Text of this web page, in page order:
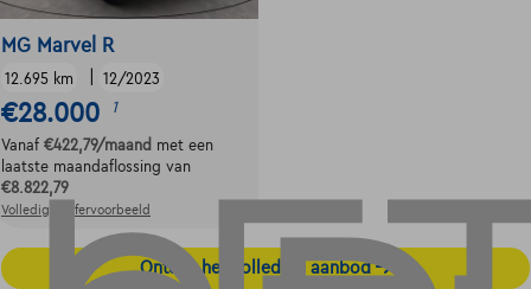
MG Marvel R
12.695 km 12/2023
€28.000 1
Vanaf €422,79/maand met een
laatste maandaflossing van
€8.822,79
Volledige cijfervoorbeeld
Ontdek het volledige aanbod